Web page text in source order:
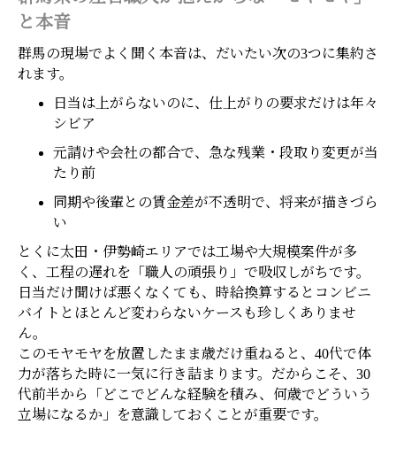
と本音
群馬の現場でよく聞く本音は、だいたい次の3つに集約さ
れます。
日当は上がらないのに、仕上がりの要求だけは年々
シビア
元請けや会社の都合で、急な残業・段取り変更が当
たり前
同期や後輩との賃金差が不透明で、将来が描きづら
い
とくに太田・伊勢崎エリアでは工場や大規模案件が多
く、工程の遅れを「職人の頑張り」で吸収しがちです。
日当だけ聞けば悪くなくても、時給換算するとコンビニ
バイトとほとんど変わらないケースも珍しくありませ
ん。
このモヤモヤを放置したまま歳だけ重ねると、40代で体
力が落ちた時に一気に行き詰まります。だからこそ、30
代前半から「どこでどんな経験を積み、何歳でどういう
立場になるか」を意識しておくことが重要です。